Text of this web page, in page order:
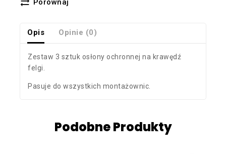
Porównaj
Opis Opinie (0)
Zestaw 3 sztuk osłony ochronnej na krawędź
felgi.
Pasuje do wszystkich montażownic.
Podobne Produkty